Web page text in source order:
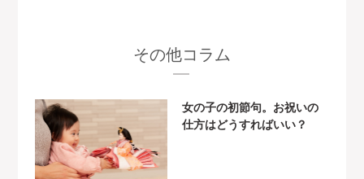
その他コラム
女の子の初節句。お祝いの
仕方はどうすればいい？